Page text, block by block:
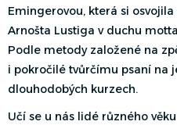
Emingerovou, která si
Arnošta Lustiga v duchu
Podle metody založené na
i pokročilé tvůrčímu psaní na
dlouhodobých kurzech.
Učí se u nás lidé různého